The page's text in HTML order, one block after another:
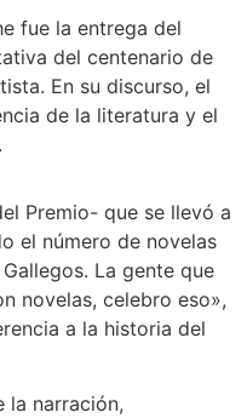
fue la entrega del
del centenario de
En su discurso, el
de la literatura y el
Premio- que se llevó a
el número de novelas
La gente que
novelas, celebro eso»,
a la historia del
la narración,